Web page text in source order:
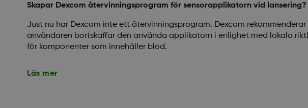
Skapar Dexcom återvinningsprogram för sensorapplikatorn vid lansering?
Just nu har Dexcom inte ett återvinningsprogram. Dexcom
användaren bortskaffar den använda applikatorn i enlighet med lokala
för komponenter som innehåller blod.
Läs mer